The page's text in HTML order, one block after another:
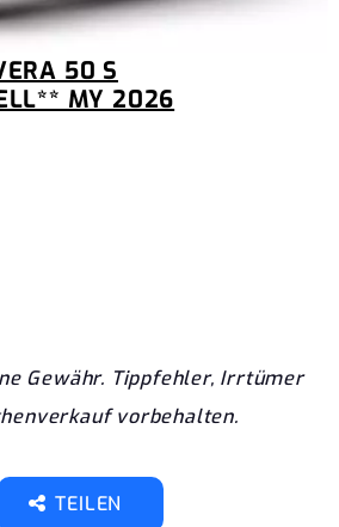
50 S
MY 2026
Gewähr. Tippfehler, Irrtümer
vorbehalten.
TEILEN